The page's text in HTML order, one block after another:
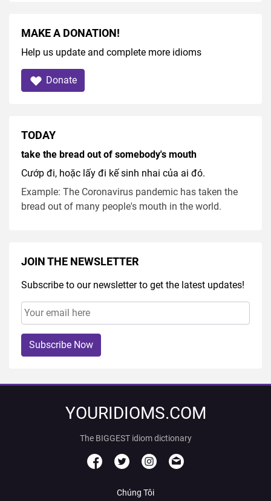
MAKE A DONATION!
Help us update and complete more idioms
Donate
TODAY
take the bread out of somebody's mouth
Cướp đi, hoặc lấy đi kế sinh nhai của ai đó.
Example: The Coronavirus pandemic has taken the
bread out of many people's mouth in the world.
JOIN THE NEWSLETTER
Subscribe to our newsletter to get the latest updates!
Subscribe Now
YOURIDIOMS.COM
The BIGGEST idiom dictionary
Chúng Tôi